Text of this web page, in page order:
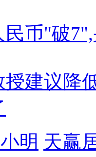
民币"破
授建议降
明 天赢